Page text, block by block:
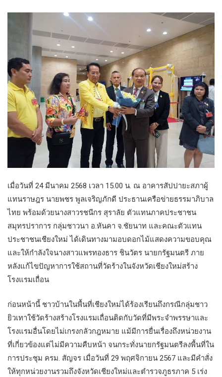
เมื่อวันที่ 24 มีนาคม 2568 เวลา 15.00 น. ณ อาคารสัปปายะสภาผู้
แทนราษฎร นายพชร พูลเจริญภักดี ประธานเครือข่ายธรรมาภิบาล
ไทย พร้อมด้วยนางสาวรชนีกร สุราลัย ตัวแทนภาคประชาชน
สมุทรปราการ กลุ่มชาวนา อ.หันคา จ.ชัยนาท และคณะตัวแทน
ประชาชนเชียงใหม่ ได้เดินทางมามอบดอกไม้แสดงความขอบคุณ
และให้กำลังใจนางสาวแพรทองธาร ชินวัตร นายกรัฐมนตรี ภาย
หลังแก้ไขปัญหาการใช้สถานที่วัดร้างในจังหวัดเชียงใหม่สร้าง
โรงแรมเถื่อน
ก่อนหน้านี้ ชาวบ้านในพื้นที่เชียงใหม่ได้ร้องเรียนถึงกรณีกลุ่มชาว
ยิวเทาใช้วัดร้างสร้างโรงแรมเถื่อนติดกับวัดที่มีพระจำพรรษาและ
โรงแรมอื่นโดยไม่เกรงกลัวกฎหมาย แม้มีการยื่นเรื่องถึงหน่วยงาน
ที่เกี่ยวข้องแต่ไม่มีความคืบหน้า จนกระทั่งนายกรัฐมนตรีลงพื้นที่ใน
การประชุม ครม. สัญจร เมื่อวันที่ 29 พฤศจิกายน 2567 และมีคำสั่ง
ให้ทุกหน่วยงานรวมถึงจังหวัดเชียงใหม่และตำรวจภูธรภาค 5 เร่ง